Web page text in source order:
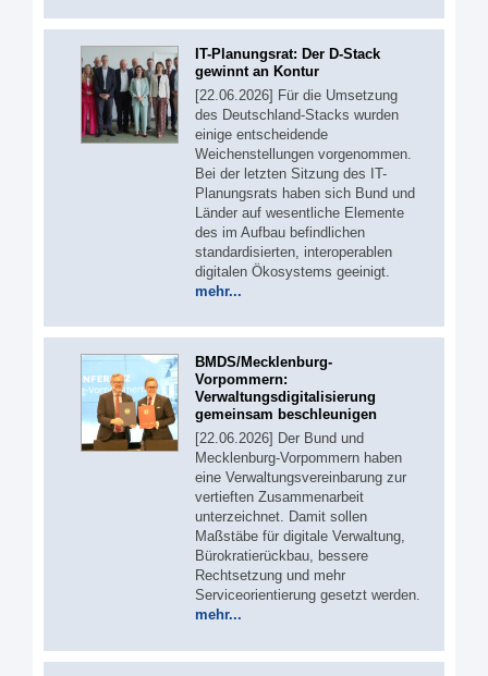
IT-Planungsrat: Der D-Stack
gewinnt an Kontur
[22.06.2026] Für die Umsetzung
des Deutschland-Stacks wurden
einige entscheidende
Weichenstellungen vorgenommen.
Bei der letzten Sitzung des IT-
Planungsrats haben sich Bund und
Länder auf wesentliche Elemente
des im Aufbau befindlichen
standardisierten, interoperablen
digitalen Ökosystems geeinigt.
mehr...
BMDS/Mecklenburg-
Vorpommern:
Verwaltungsdigitalisierung
gemeinsam beschleunigen
[22.06.2026] Der Bund und
Mecklenburg-Vorpommern haben
eine Verwaltungsvereinbarung zur
vertieften Zusammenarbeit
unterzeichnet. Damit sollen
Maßstäbe für digitale Verwaltung,
Bürokratierückbau, bessere
Rechtsetzung und mehr
Serviceorientierung gesetzt werden.
mehr...